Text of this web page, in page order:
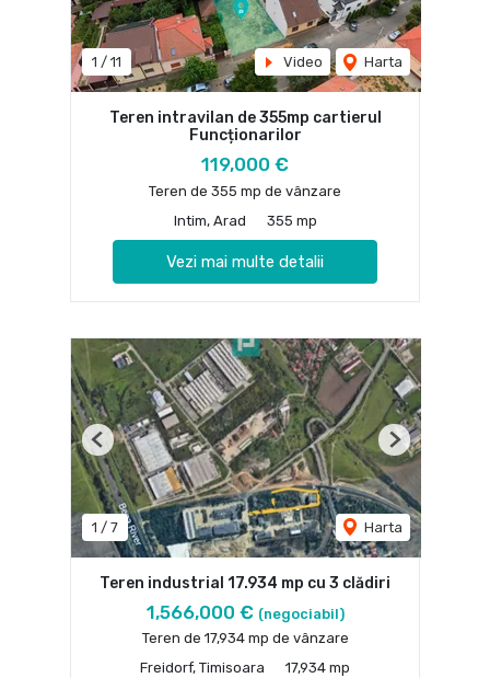
1 / 11 Video Harta
Teren intravilan de 355mp cartierul
Funcționarilor
119,000 €
Teren de 355 mp de vânzare
Intim, Arad
355 mp
Vezi mai multe detalii
1 / 7 Harta
Previous Next
Teren industrial 17.934 mp cu 3 clădiri
1,566,000 € (negociabil)
Teren de 17,934 mp de vânzare
Freidorf, Timisoara
17,934 mp